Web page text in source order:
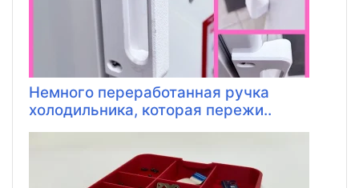
Немного переработанная ручка
холодильника, которая пережи..